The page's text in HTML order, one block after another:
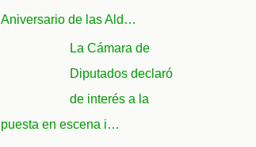
Aniversario de las Ald…
La Cámara de
Diputados declaró
de interés a la
puesta en escena i…